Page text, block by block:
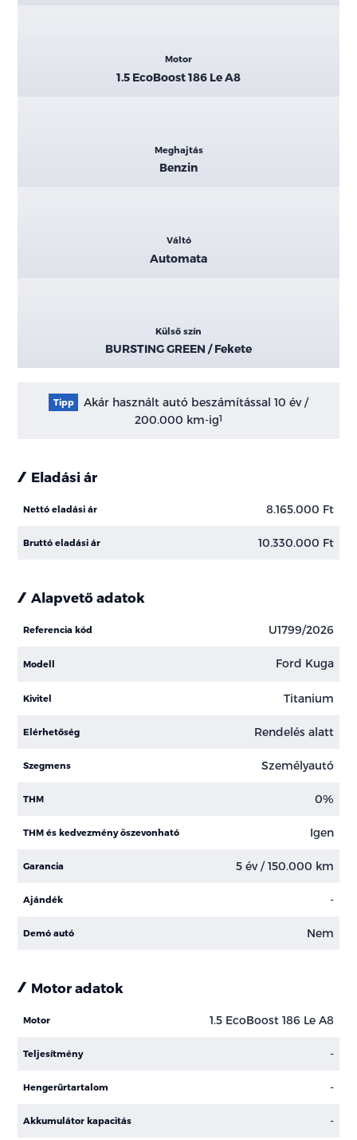
Motor
1.5 EcoBoost 186 Le A8
Meghajtás
Benzin
Váltó
Automata
Külső szín
BURSTING GREEN / Fekete
Tipp
Akár használt autó beszámítással 10 év /
200.000 km-ig1
Eladási ár
Nettó eladási ár 8.165.000 Ft
Bruttó eladási ár 10.330.000 Ft
Alapvető adatok
Referencia kód U1799/2026
Modell Ford Kuga
Kivitel Titanium
Elérhetőség Rendelés alatt
Szegmens Személyautó
THM 0%
THM és kedvezmény öszevonható Igen
Garancia 5 év / 150.000 km
Ajándék -
Demó autó Nem
Motor adatok
Motor 1.5 EcoBoost 186 Le A8
Teljesítmény -
Hengerűrtartalom -
Akkumulátor kapacitás -